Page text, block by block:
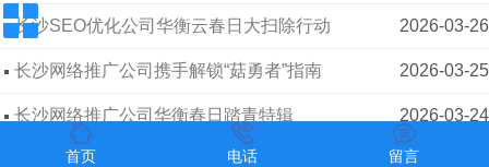
2026-03-26
长沙SEO优化公司华衡云春日大扫除行动
2026-03-25
长沙网络推广公司携手解锁“菇勇者”指南
2026-03-24
长沙网络推广公司华衡春日踏青特辑
2026-03-23
长沙网络推广公司世界气象日特辑
首页 电话 留言